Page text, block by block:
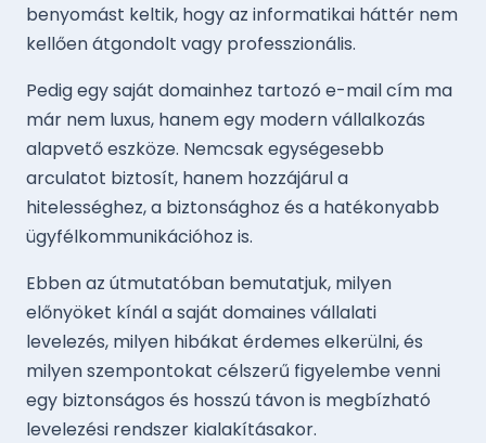
benyomást keltik, hogy az informatikai háttér nem
kellően átgondolt vagy professzionális.
Pedig egy saját domainhez tartozó e-mail cím ma
már nem luxus, hanem egy modern vállalkozás
alapvető eszköze. Nemcsak egységesebb
arculatot biztosít, hanem hozzájárul a
hitelességhez, a biztonsághoz és a hatékonyabb
ügyfélkommunikációhoz is.
Ebben az útmutatóban bemutatjuk, milyen
előnyöket kínál a saját domaines vállalati
levelezés, milyen hibákat érdemes elkerülni, és
milyen szempontokat célszerű figyelembe venni
egy biztonságos és hosszú távon is megbízható
levelezési rendszer kialakításakor.